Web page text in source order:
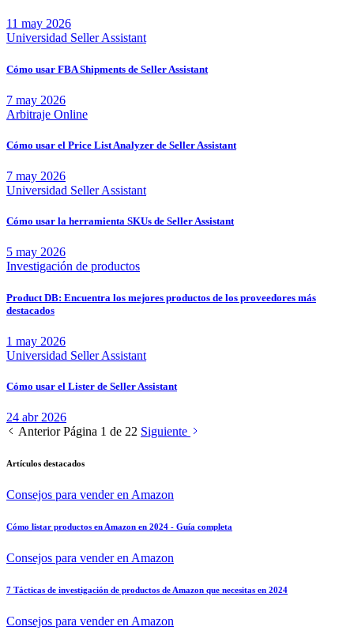
11 may 2026
Universidad Seller Assistant
Cómo usar FBA Shipments de Seller Assistant
7 may 2026
Arbitraje Online
Cómo usar el Price List Analyzer de Seller Assistant
7 may 2026
Universidad Seller Assistant
Cómo usar la herramienta SKUs de Seller Assistant
5 may 2026
Investigación de productos
Product DB: Encuentra los mejores productos de los proveedores más
destacados
1 may 2026
Universidad Seller Assistant
Cómo usar el Lister de Seller Assistant
24 abr 2026
AnteriorPágina 1 de 22 Siguiente
Artículos destacados
Consejos para vender en Amazon
Cómo listar productos en Amazon en 2024 - Guía completa
Consejos para vender en Amazon
7 Tácticas de investigación de productos de Amazon que necesitas en 2024
Consejos para vender en Amazon